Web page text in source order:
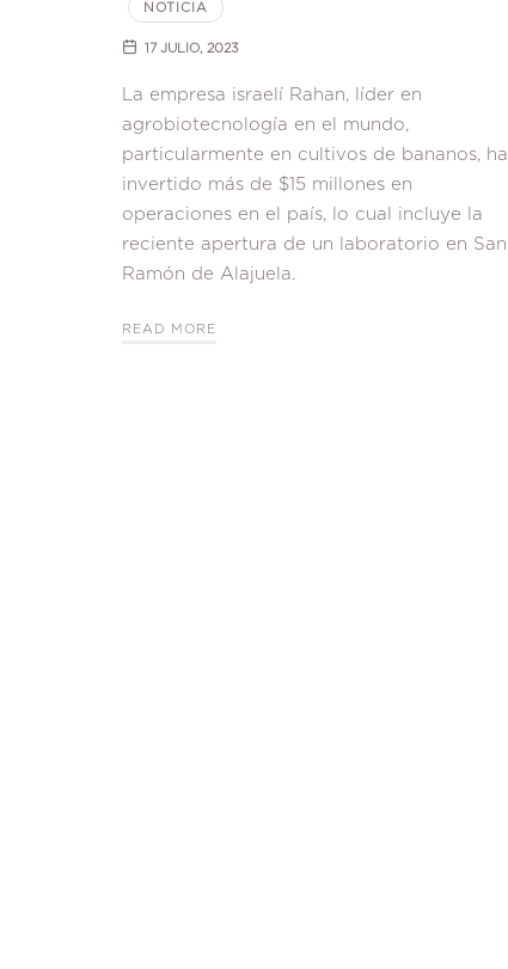
NOTICIA
17 JULIO, 2023
La empresa israelí Rahan, líder en
agrobiotecnología en el mundo,
particularmente en cultivos de bananos, ha
invertido más de $15 millones en
operaciones en el país, lo cual incluye la
reciente apertura de un laboratorio en San
Ramón de Alajuela.
READ MORE